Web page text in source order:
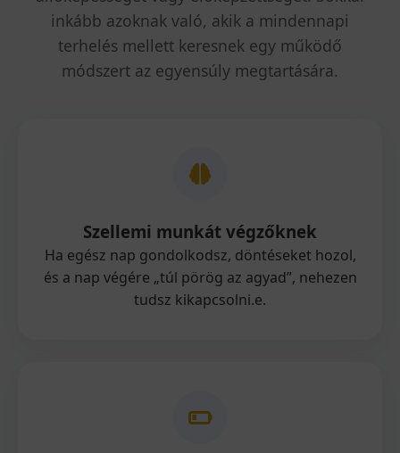
inkább azoknak való, akik a mindennapi
terhelés mellett keresnek egy működő
módszert az egyensúly megtartására.
Szellemi munkát végzőknek
Ha egész nap gondolkodsz, döntéseket hozol,
és a nap végére „túl pörög az agyad”, nehezen
tudsz kikapcsolni.e.